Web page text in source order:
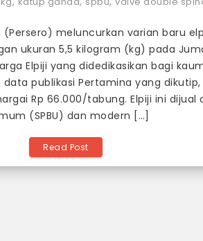
Kg
Dijual
Rp
66.000/tabung
Resmi
Diluncurkan
(Persero) meluncurkan varian baru
ukuran 5,5 kilogram (kg) pada
Elpiji yang didedikasikan bagi
publikasi Pertamina yang dikutip,
Rp 66.000/tabung. Elpiji ini dijual
(SPBU) dan modern […]
Read Post